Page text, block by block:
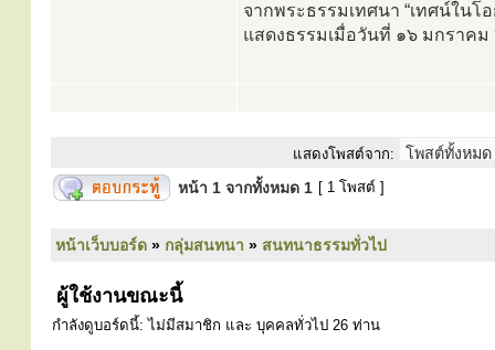
จากพระธรรมเทศนา “เทศน์ในโ
แสดงธรรมเมื่อวันที่ ๑๖ มกราค
แสดงโพสต์จาก:
หน้า 1 จากทั้งหมด 1 [ 1 โพสต์ ]
หน้าเว็บบอร์ด » กลุ่มสนทนา » สนทนาธรรมทั่วไป
ผู้ใช้งานขณะนี้
กำลังดูบอร์ดนี้: ไม่มีสมาชิก และ บุคคลทั่วไป 26 ท่าน